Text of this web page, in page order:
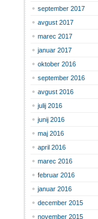
september 2017
avgust 2017
marec 2017
januar 2017
oktober 2016
september 2016
avgust 2016
julij 2016
junij 2016
maj 2016
april 2016
marec 2016
februar 2016
januar 2016
december 2015
november 2015